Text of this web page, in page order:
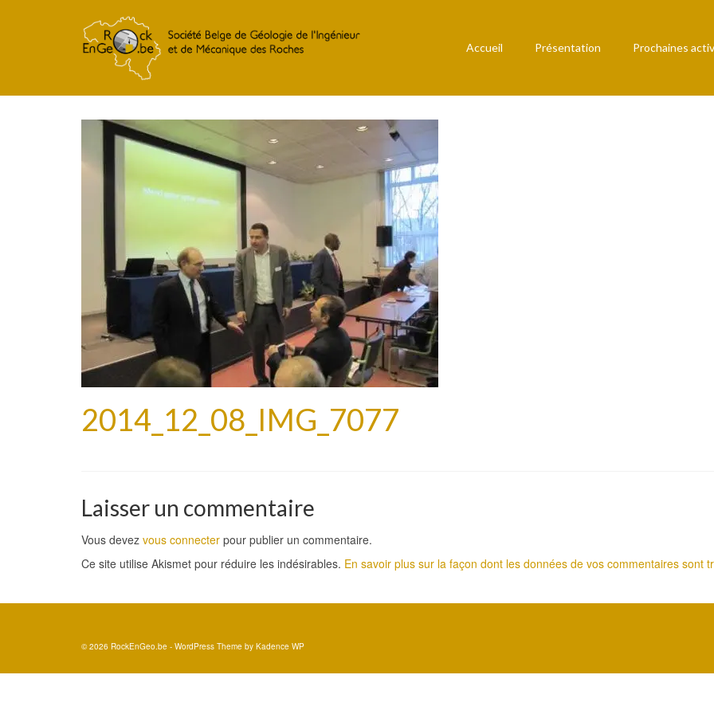
Accueil Présentation Prochaines
2014_12_08_IMG_7077
Laisser un commentaire
Vous devez vous connecter pour publier un commentaire.
Ce site utilise Akismet pour réduire les indésirables. En savoir plus sur la façon dont les données de vos commentaires sont
© 2026 RockEnGeo.be - WordPress Theme by Kadence WP